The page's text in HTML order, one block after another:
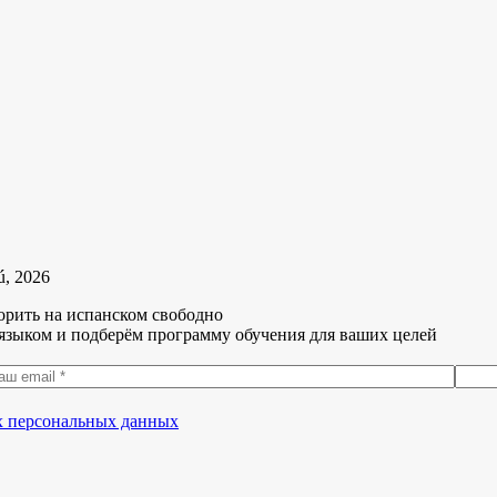
2026
на испанском свободно
и подберём программу обучения для ваших целей
персональных данных